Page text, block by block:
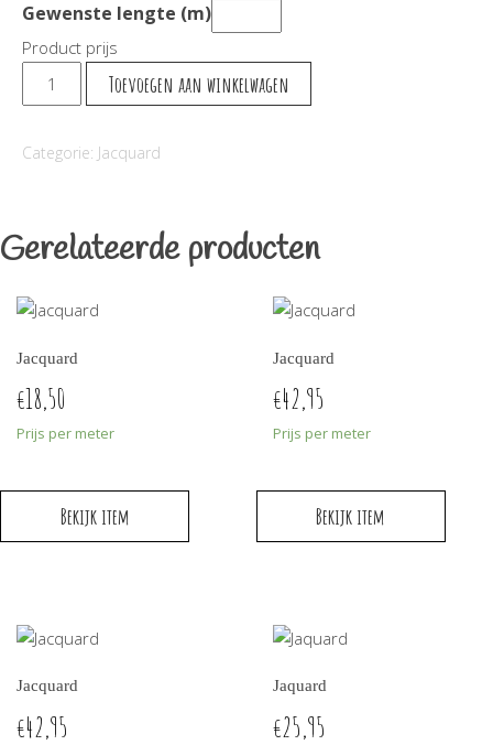
Gewenste lengte (m)
Product prijs
Jaquard
Randstof
aantal
Toevoegen aan winkelwagen
Categorie: Jacquard
Gerelateerde producten
Jacquard
€18,50
Prijs per meter
Bekijk item
Jacquard
€42,95
Prijs per meter
Bekijk item
Jacquard
€42,95
Jaquard
€25,95